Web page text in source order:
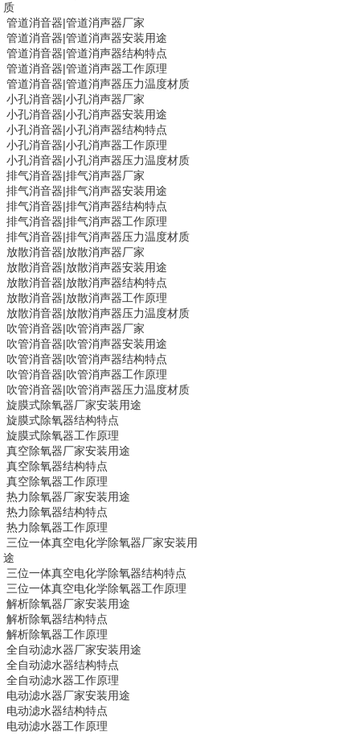
质
管道消音器|管道消声器厂家
管道消音器|管道消声器安装用途
管道消音器|管道消声器结构特点
管道消音器|管道消声器工作原理
管道消音器|管道消声器压力温度材质
小孔消音器|小孔消声器厂家
小孔消音器|小孔消声器安装用途
小孔消音器|小孔消声器结构特点
小孔消音器|小孔消声器工作原理
小孔消音器|小孔消声器压力温度材质
排气消音器|排气消声器厂家
排气消音器|排气消声器安装用途
排气消音器|排气消声器结构特点
排气消音器|排气消声器工作原理
排气消音器|排气消声器压力温度材质
放散消音器|放散消声器厂家
放散消音器|放散消声器安装用途
放散消音器|放散消声器结构特点
放散消音器|放散消声器工作原理
放散消音器|放散消声器压力温度材质
吹管消音器|吹管消声器厂家
吹管消音器|吹管消声器安装用途
吹管消音器|吹管消声器结构特点
吹管消音器|吹管消声器工作原理
吹管消音器|吹管消声器压力温度材质
旋膜式除氧器厂家安装用途
旋膜式除氧器结构特点
旋膜式除氧器工作原理
真空除氧器厂家安装用途
真空除氧器结构特点
真空除氧器工作原理
热力除氧器厂家安装用途
热力除氧器结构特点
热力除氧器工作原理
三位一体真空电化学除氧器厂家安装用
途
三位一体真空电化学除氧器结构特点
三位一体真空电化学除氧器工作原理
解析除氧器厂家安装用途
解析除氧器结构特点
解析除氧器工作原理
全自动滤水器厂家安装用途
全自动滤水器结构特点
全自动滤水器工作原理
电动滤水器厂家安装用途
电动滤水器结构特点
电动滤水器工作原理